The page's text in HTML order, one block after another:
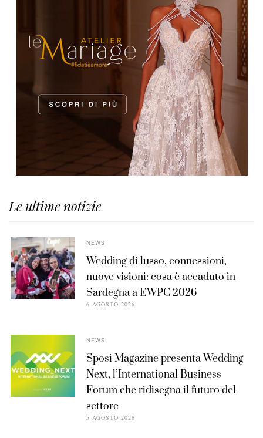
Le ultime notizie
NEWS
Wedding di lusso, connessioni,
nuove visioni: cosa è accaduto in
Sardegna a EWPC 2026
6 AGOSTO 2026
NEWS
Sposi Magazine presenta Wedding
Next, l’International Business
Forum che ridisegna il futuro del
settore
5 AGOSTO 2026